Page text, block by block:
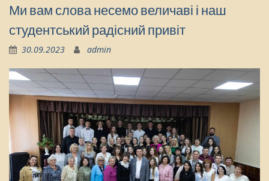
Ми вам слова несемо величаві і наш
студентський радісний привіт
30.09.2023 admin